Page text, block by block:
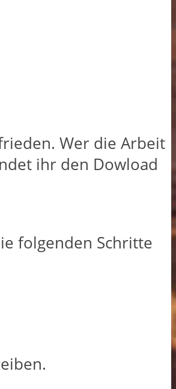
Wer die Arbeit
ihr den Dowload
folgenden Schritte